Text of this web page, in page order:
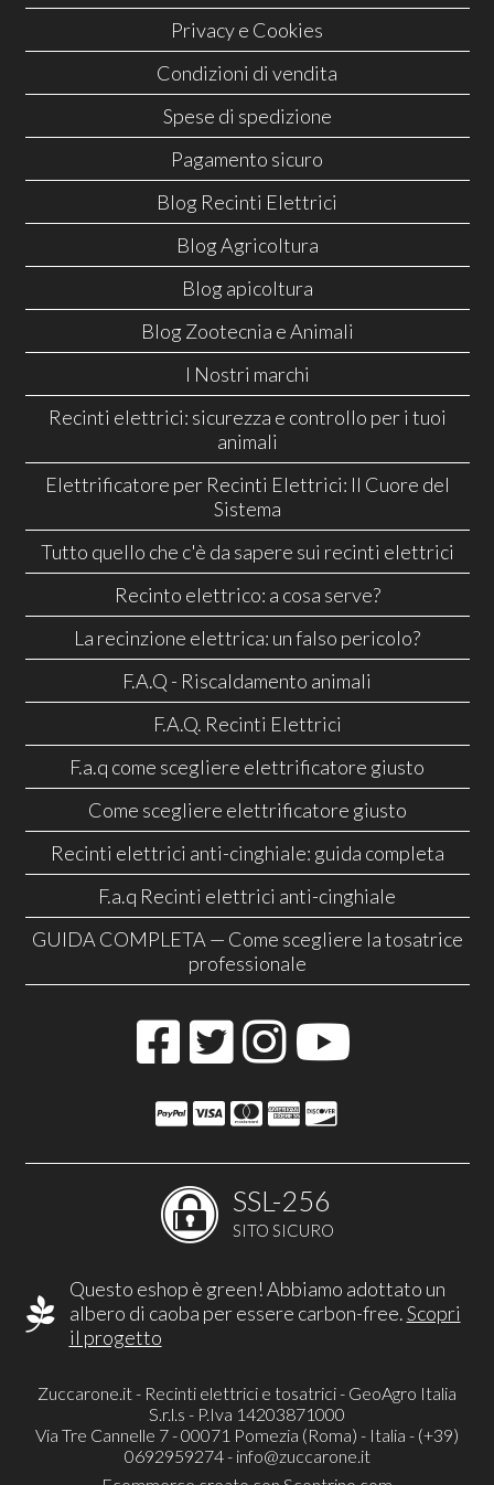
Privacy e Cookies
Condizioni di vendita
Spese di spedizione
Pagamento sicuro
Blog Recinti Elettrici
Blog Agricoltura
Blog apicoltura
Blog Zootecnia e Animali
I Nostri marchi
Recinti elettrici: sicurezza e controllo per i tuoi
animali
Elettrificatore per Recinti Elettrici: Il Cuore del
Sistema
Tutto quello che c'è da sapere sui recinti elettrici
Recinto elettrico: a cosa serve?
La recinzione elettrica: un falso pericolo?
F.A.Q - Riscaldamento animali
F.A.Q. Recinti Elettrici
F.a.q come scegliere elettrificatore giusto
Come scegliere elettrificatore giusto
Recinti elettrici anti-cinghiale: guida completa
F.a.q Recinti elettrici anti-cinghiale
GUIDA COMPLETA — Come scegliere la tosatrice
professionale
SSL-256
SITO SICURO
Questo eshop è green! Abbiamo adottato un
albero di caoba per essere carbon-free.Scopri
il progetto
Zuccarone.it - Recinti elettrici e tosatrici - GeoAgro Italia
S.r.l.s - P.Iva 14203871000
Via Tre Cannelle 7 - 00071 Pomezia (Roma) - Italia - (+39)
0692959274 - info@zuccarone.it